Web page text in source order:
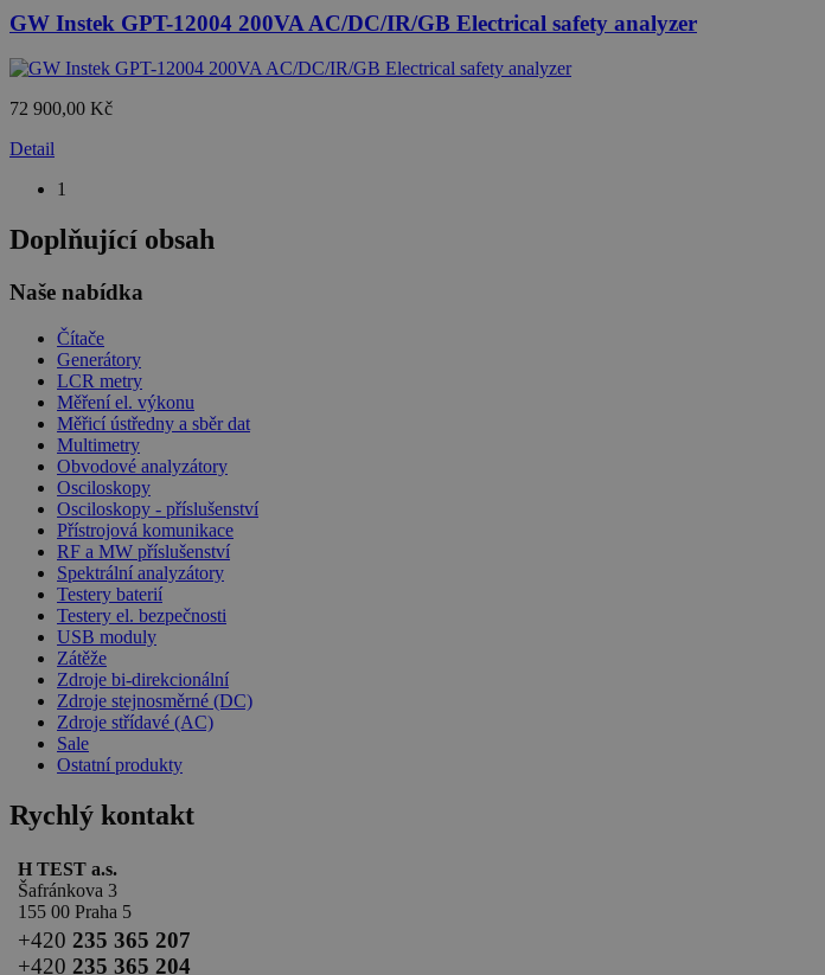
GW Instek GPT-12004 200VA AC/DC/IR/GB Electrical safety analyzer
72 900,00 Kč
Detail
1
Doplňující obsah
Naše nabídka
Čítače
Generátory
LCR metry
Měření el. výkonu
Měřicí ústředny a sběr dat
Multimetry
Obvodové analyzátory
Osciloskopy
Osciloskopy - příslušenství
Přístrojová komunikace
RF a MW příslušenství
Spektrální analyzátory
Testery baterií
Testery el. bezpečnosti
USB moduly
Zátěže
Zdroje bi-direkcionální
Zdroje stejnosměrné (DC)
Zdroje střídavé (AC)
Sale
Ostatní produkty
Rychlý kontakt
H TEST a.s.
Šafránkova 3
155 00 Praha 5
+420 235 365 207
+420 235 365 204